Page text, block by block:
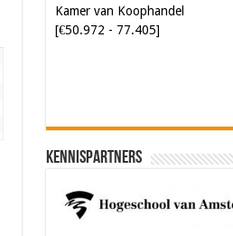
Kamer van Koophandel
[€50.972 - 77.405]
Kennispartners